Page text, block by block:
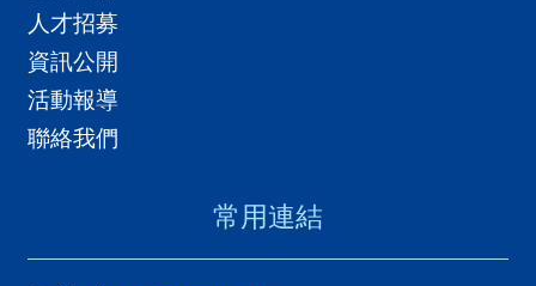
人才招募
資訊公開
活動報導
聯絡我們
常用連結